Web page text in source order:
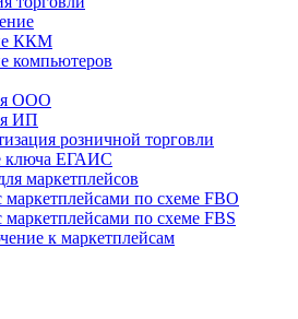
ККМ
компьютеров
ООО
ИП
розничной торговли
ключа ЕГАИС
маркетплейсов
маркетплейсами по схеме FBO
маркетплейсами по схеме FBS
к маркетплейсам